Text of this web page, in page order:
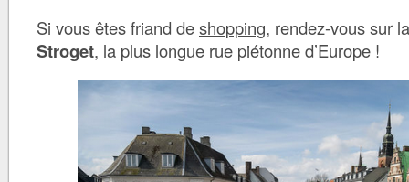
Si vous êtes friand deshopping, rendez-vous sur
Stroget, la plus longue rue piétonne d’Europe !